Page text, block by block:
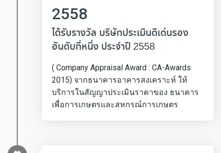
2558
ได้รับรางวัล บริษัทประเมินดีเด่นรอง
อันดับที่หนึ่ง ประจำปี 2558
( Company Appraisal Award : CA-Awards
2015) จากธนาคารอาคารสงเคราะห์ ให้
บริการในสัญญาประเมินราคาของ ธนาคาร
เพื่อการเกษตรและสหกรณ์การเกษตร